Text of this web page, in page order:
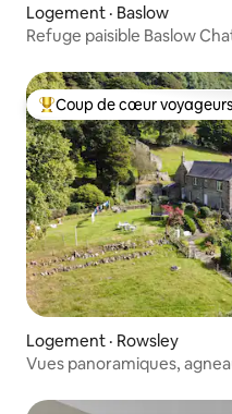
Logement · Baslow
Refuge paisible Baslow
Coup de cœur voyageurs
Coup de cœur voyageurs
Logement · Rowsley
Vues panoramiques,